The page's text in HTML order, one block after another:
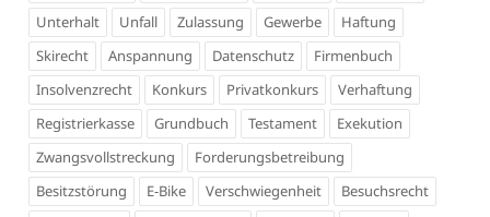
Unterhalt
Unfall Zulassung Gewerbe
Haftung
Skirecht
Anspannung Datenschutz
Firmenbuch
Insolvenzrecht
Konkurs Privatkonkurs
Verhaftung
Registrierkasse
Grundbuch Testament
Exekution
Zwangsvollstreckung
Forderungsbetreibung
Besitzstörung
E-Bike Verschwiegenheit
Besuchsrecht